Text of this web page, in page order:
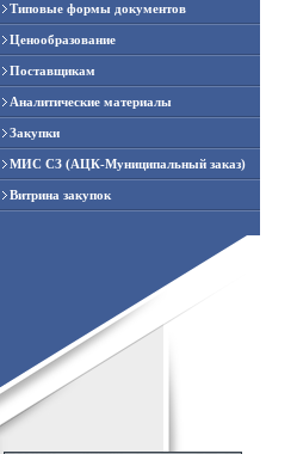
Типовые формы документов
Ценообразование
Поставщикам
Аналитические материалы
Закупки
МИС СЗ (АЦК-Муниципальный заказ)
Витрина закупок